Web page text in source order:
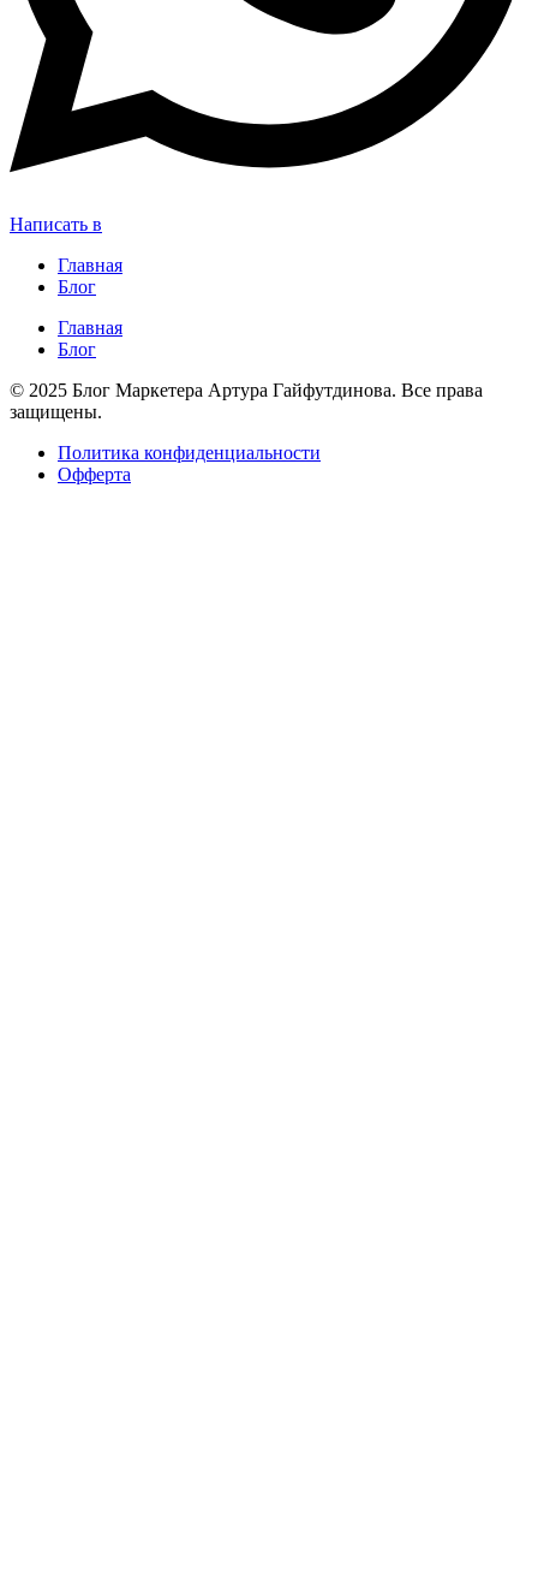
Написать в
Главная
Блог
Главная
Блог
© 2025 Блог Маркетера Артура Гайфутдинова. Все права
защищены.
Политика конфиденциальности
Офферта